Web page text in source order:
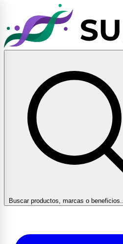
Buscar productos, marcas o beneficios...